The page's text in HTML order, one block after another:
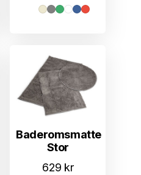
Baderomsmatte
Stor
629 kr